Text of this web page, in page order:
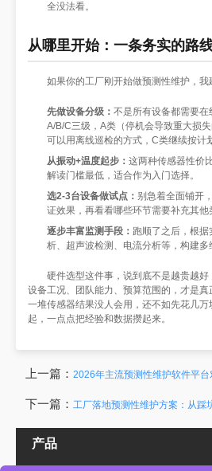
全没法看。
从哪里开始：一条务实的路
如果你的工厂刚开始做预测性维护，我
先做设备分级： 不是所有设备都需要
A/B/C三级，A类（停机会导致重大损
可以用离线巡检的方式，C类继续按计
从振动+温度起步： 这两种传感器性价
解读门槛最低，适合作为入门选择。
选2-3台设备做试点： 别急着全面铺开
证效果，再看看哪些环节需要补充其他
逐步丰富监测手段： 跑顺了之后，根
析、超声波检测、电流分析等，构建多
硬件选型这件事，说到底不是越贵越
设备工况、团队能力、预算范围的，才是
一堆传感器结果没人会用，还不如先花几
起，一点点把经验和数据攒起来。
上一篇： 2026年主流预测性维护软件平
下一篇： 工厂落地预测性维护方案：从踩
产品